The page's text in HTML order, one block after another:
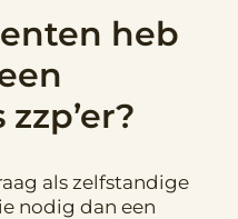
heb
als zelfstandige
nodig dan een